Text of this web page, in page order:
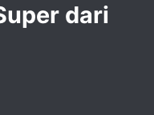
dari